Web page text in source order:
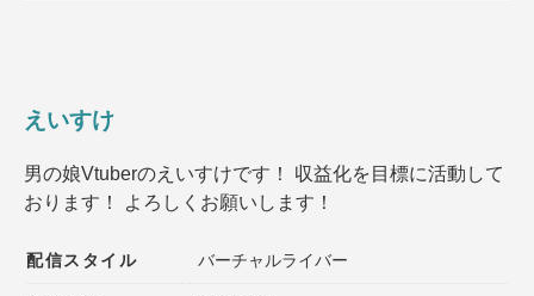
えいすけ
男の娘Vtuberのえいすけです！ 収益化を目標に活動して
おります！ よろしくお願いします！
配信スタイル バーチャルライバー